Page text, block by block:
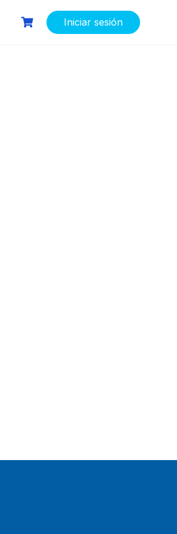
Iniciar sesión